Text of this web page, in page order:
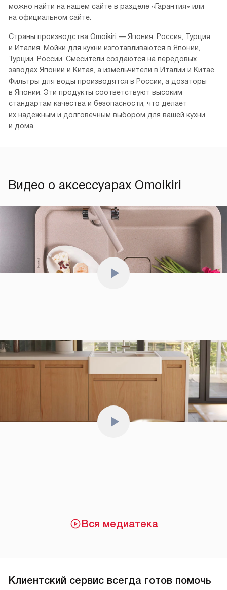
можно найти на нашем сайте в разделе «Гарантия» или
на официальном сайте.
Страны производства Omoikiri — Япония, Россия, Турция
и Италия. Мойки для кухни изготавливаются в Японии,
Турции, России. Смесители создаются на передовых
заводах Японии и Китая, а измельчители в Италии и Китае.
Фильтры для воды производятся в России, а дозаторы
в Японии. Эти продукты соответствуют высоким
стандартам качества и безопасности, что делает
их надежным и долговечным выбором для вашей кухни
и дома.
Видео о аксессуарах Omoikiri
Вся медиатека
Клиентский сервис всегда готов помочь